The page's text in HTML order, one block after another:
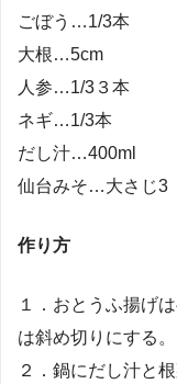
ごぼう…1/3本
大根…5cm
人参…1/3３本
ネギ…1/3本
だし汁…400ml
仙台みそ…大さじ3
作り方
１．おとうふ揚げ
は斜め切りにする。
２．鍋にだし汁と